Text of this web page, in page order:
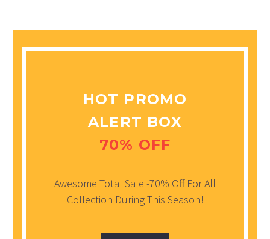
HOT PROMO
ALERT BOX
70% OFF
Awesome Total Sale -70% Off For All
Collection During This Season!